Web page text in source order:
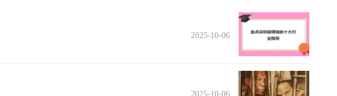
2025-10-06
2025-10-06